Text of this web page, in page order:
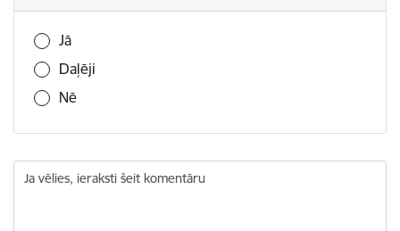
Vai šī informācija bija noderīga?
Jā
Daļēji
Nē
Ja vēlies, ieraksti šeit komentāru